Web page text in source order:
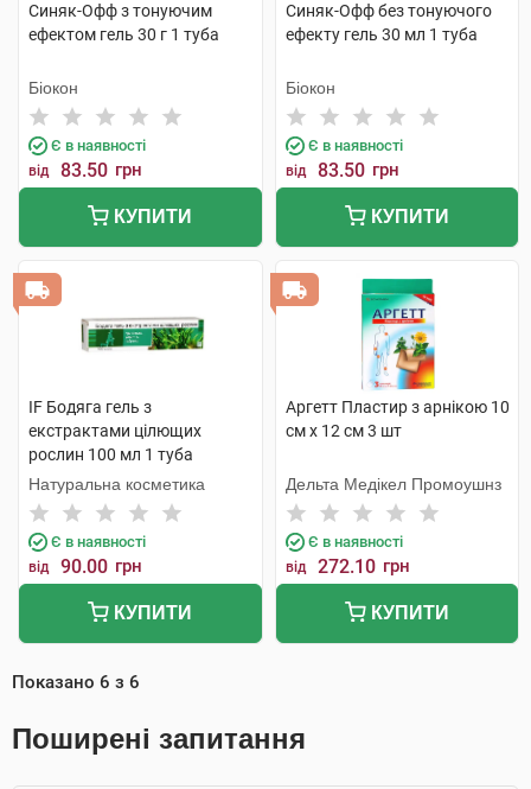
Синяк-Офф з тонуючим
ефектом гель 30 г 1 туба
Біокон
Є в наявності
від 83.50 грн
КУПИТИ
Синяк-Офф без тонуючого
ефекту гель 30 мл 1 туба
Біокон
Є в наявності
від 83.50 грн
КУПИТИ
IF Бодяга гель з
екстрактами цілющих
рослин 100 мл 1 туба
Натуральна косметика
Є в наявності
від 90.00 грн
КУПИТИ
Аргетт Пластир з арнікою 10
см х 12 см 3 шт
Дельта Медікел Промоушнз
Є в наявності
від 272.10 грн
КУПИТИ
Показано 6 з 6
Поширені запитання